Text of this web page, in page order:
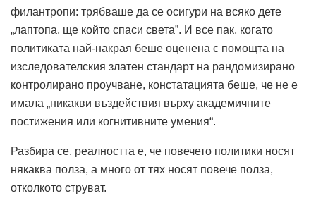
филантропи: трябваше да се осигури на всяко дете
„лаптопа, ще който спаси света”. И все пак, когато
политиката най-накрая беше оценена с помощта на
изследователския златен стандарт на рандомизирано
контролирано проучване, констатацията беше, че не е
имала „никакви въздействия върху академичните
постижения или когнитивните умения“.
Разбира се, реалността е, че повечето политики носят
някаква полза, а много от тях носят повече полза,
отколкото струват.